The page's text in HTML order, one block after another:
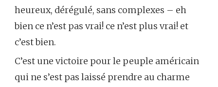
heureux, dérégulé, sans complexes – eh
bien ce n’est pas vrai! ce n’est plus vrai! et
c’est bien.
C’est une victoire pour le peuple américain
qui ne s’est pas laissé prendre au charme